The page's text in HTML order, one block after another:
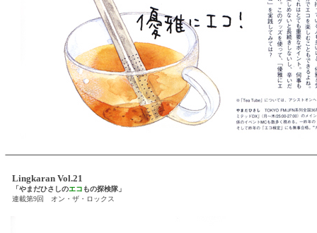
Lingkaran Vol.21
「やまだひさしのエコ もの探検隊」
連載第9回 オン・ザ・ロックス